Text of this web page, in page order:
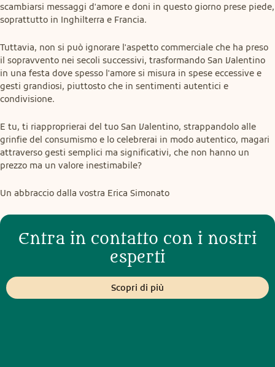
scambiarsi messaggi d'amore e doni in questo giorno prese piede,
soprattutto in Inghilterra e Francia.
Tuttavia, non si può ignorare l'aspetto commerciale che ha preso
il sopravvento nei secoli successivi, trasformando San Valentino
in una festa dove spesso l'amore si misura in spese eccessive e
gesti grandiosi, piuttosto che in sentimenti autentici e
condivisione.
E tu, ti riapproprierai del tuo San Valentino, strappandolo alle
grinfie del consumismo e lo celebrerai in modo autentico, magari
attraverso gesti semplici ma significativi, che non hanno un
prezzo ma un valore inestimabile?
Un abbraccio dalla vostra Erica Simonato
Entra in contatto con i nostri
esperti
Scopri di più